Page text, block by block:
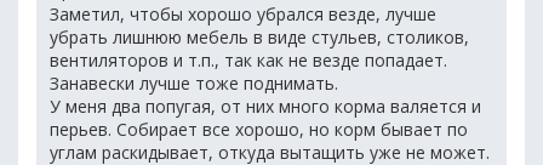
Заметил, чтобы хорошо убрался везде, лучше
убрать лишнюю мебель в виде стульев, столиков,
вентиляторов и т.п., так как не везде попадает.
Занавески лучше тоже поднимать.
У меня два попугая, от них много корма валяется и
перьев. Собирает все хорошо, но корм бывает по
углам раскидывает, откуда вытащить уже не может.